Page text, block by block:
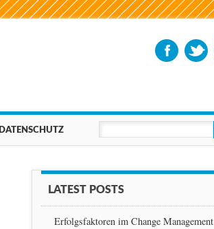
DATENSCHUTZ
LATEST POSTS
Erfolgsfaktoren im Change Management